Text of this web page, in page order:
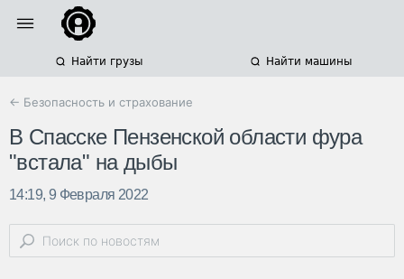
Найти грузы Найти машины
← Безопасность и страхование
В Спасске Пензенской области фура
"встала" на дыбы
14:19, 9 Февраля 2022